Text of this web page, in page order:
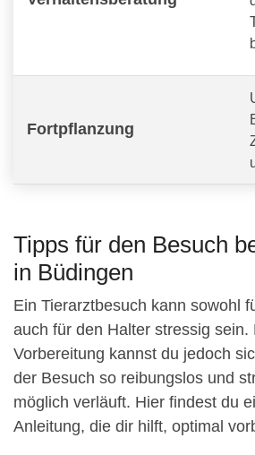
Fortpflanzung
Tipps für den Besuch
in Büdingen
Ein Tierarztbesuch kann sowohl
auch für den Halter stressig sein.
Vorbereitung kannst du jedoch
der Besuch so reibungslos und
möglich verläuft. Hier findest du
Anleitung, die dir hilft, optimal